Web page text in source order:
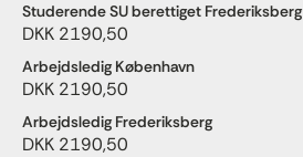
Studerende SU berettiget Frederiksberg
DKK 2190,50
Arbejdsledig København
DKK 2190,50
Arbejdsledig Frederiksberg
DKK 2190,50